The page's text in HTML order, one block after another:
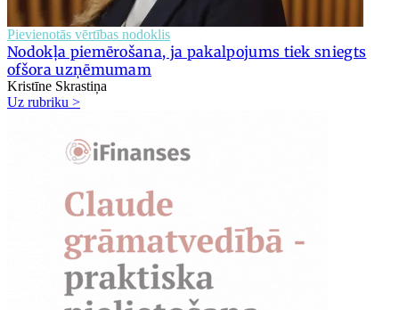
Pievienotās vērtības nodoklis
Nodokļa piemērošana, ja pakalpojums tiek sniegts
ofšora uzņēmumam
Kristīne Skrastiņa
Uz rubriku >